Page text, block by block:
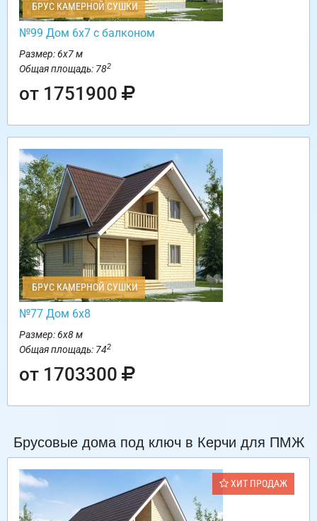
БРУС КАМЕРНОЙ СУШКИ
№99 Дом 6х7 с балконом
Размер: 6х7 м
Общая площадь: 782
от 1751900
БРУС КАМЕРНОЙ СУШКИ
№77 Дом 6х8
Размер: 6х8 м
Общая площадь: 742
от 1703300
Брусовые дома под ключ в Керчи для ПМЖ
ХИТ ПРОДАЖ